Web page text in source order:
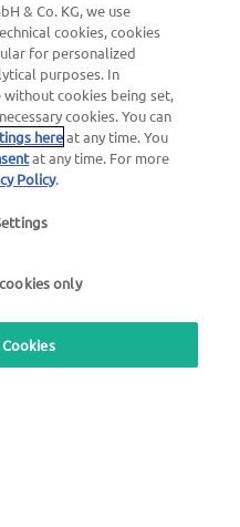
& Co. KG, we use
cookies, cookies
for personalized
purposes. In
cookies being set,
cookies. You can
hereat any time. You
at any time. For more
Policy.
only